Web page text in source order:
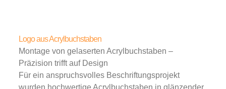
Logo aus Acrylbuchstaben
Montage von gelaserten Acrylbuchstaben –
Präzision trifft auf Design
Für ein anspruchsvolles Beschriftungsprojekt
wurden hochwertige Acrylbuchstaben in glänzender